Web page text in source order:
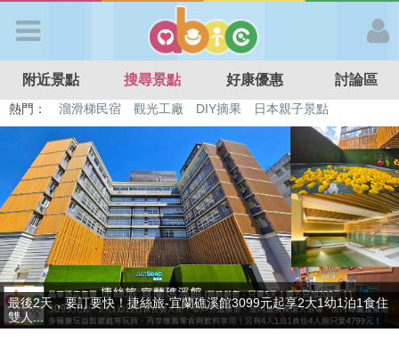
APP登入
首 頁
搜尋景點
好康優惠
最新消息
附近景點 搜尋景點 好康優惠 討論區
熱門： 溜滑梯民宿 觀光工廠 DIY摘果
日本親子景點
特色遊戲場
親子住房優惠 台北親子餐廳 溫泉泡湯SPA
贈九族文化村門票2張(總價值1100元*2)！4099元享日月潭經典大飯
店...